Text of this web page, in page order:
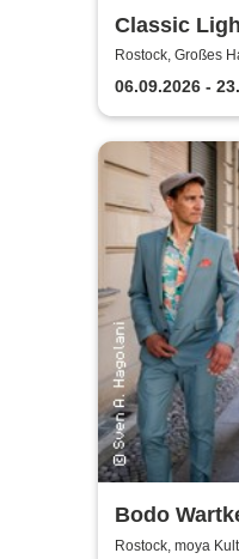
Classic
Rostock, Großes
06.09.2026 -
Bodo
Rostock, moya